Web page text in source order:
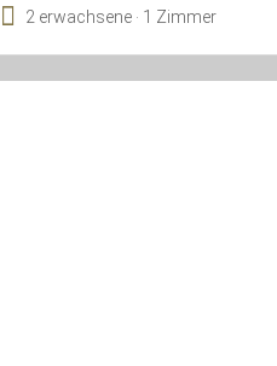
 2 erwachsene 1 Zimmer